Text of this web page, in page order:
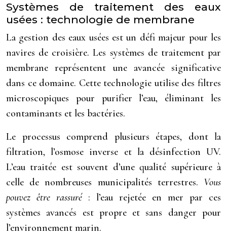
Systèmes de traitement des eaux
usées : technologie de membrane
La gestion des eaux usées est un défi majeur pour les
navires de croisière. Les systèmes de traitement par
membrane représentent une avancée significative
dans ce domaine. Cette technologie utilise des filtres
microscopiques pour purifier l’eau, éliminant les
contaminants et les bactéries.
Le processus comprend plusieurs étapes, dont la
filtration, l’osmose inverse et la désinfection UV.
L’eau traitée est souvent d’une qualité supérieure à
celle de nombreuses municipalités terrestres. Vous
pouvez être rassuré : l’eau rejetée en mer par ces
systèmes avancés est propre et sans danger pour
l’environnement marin.